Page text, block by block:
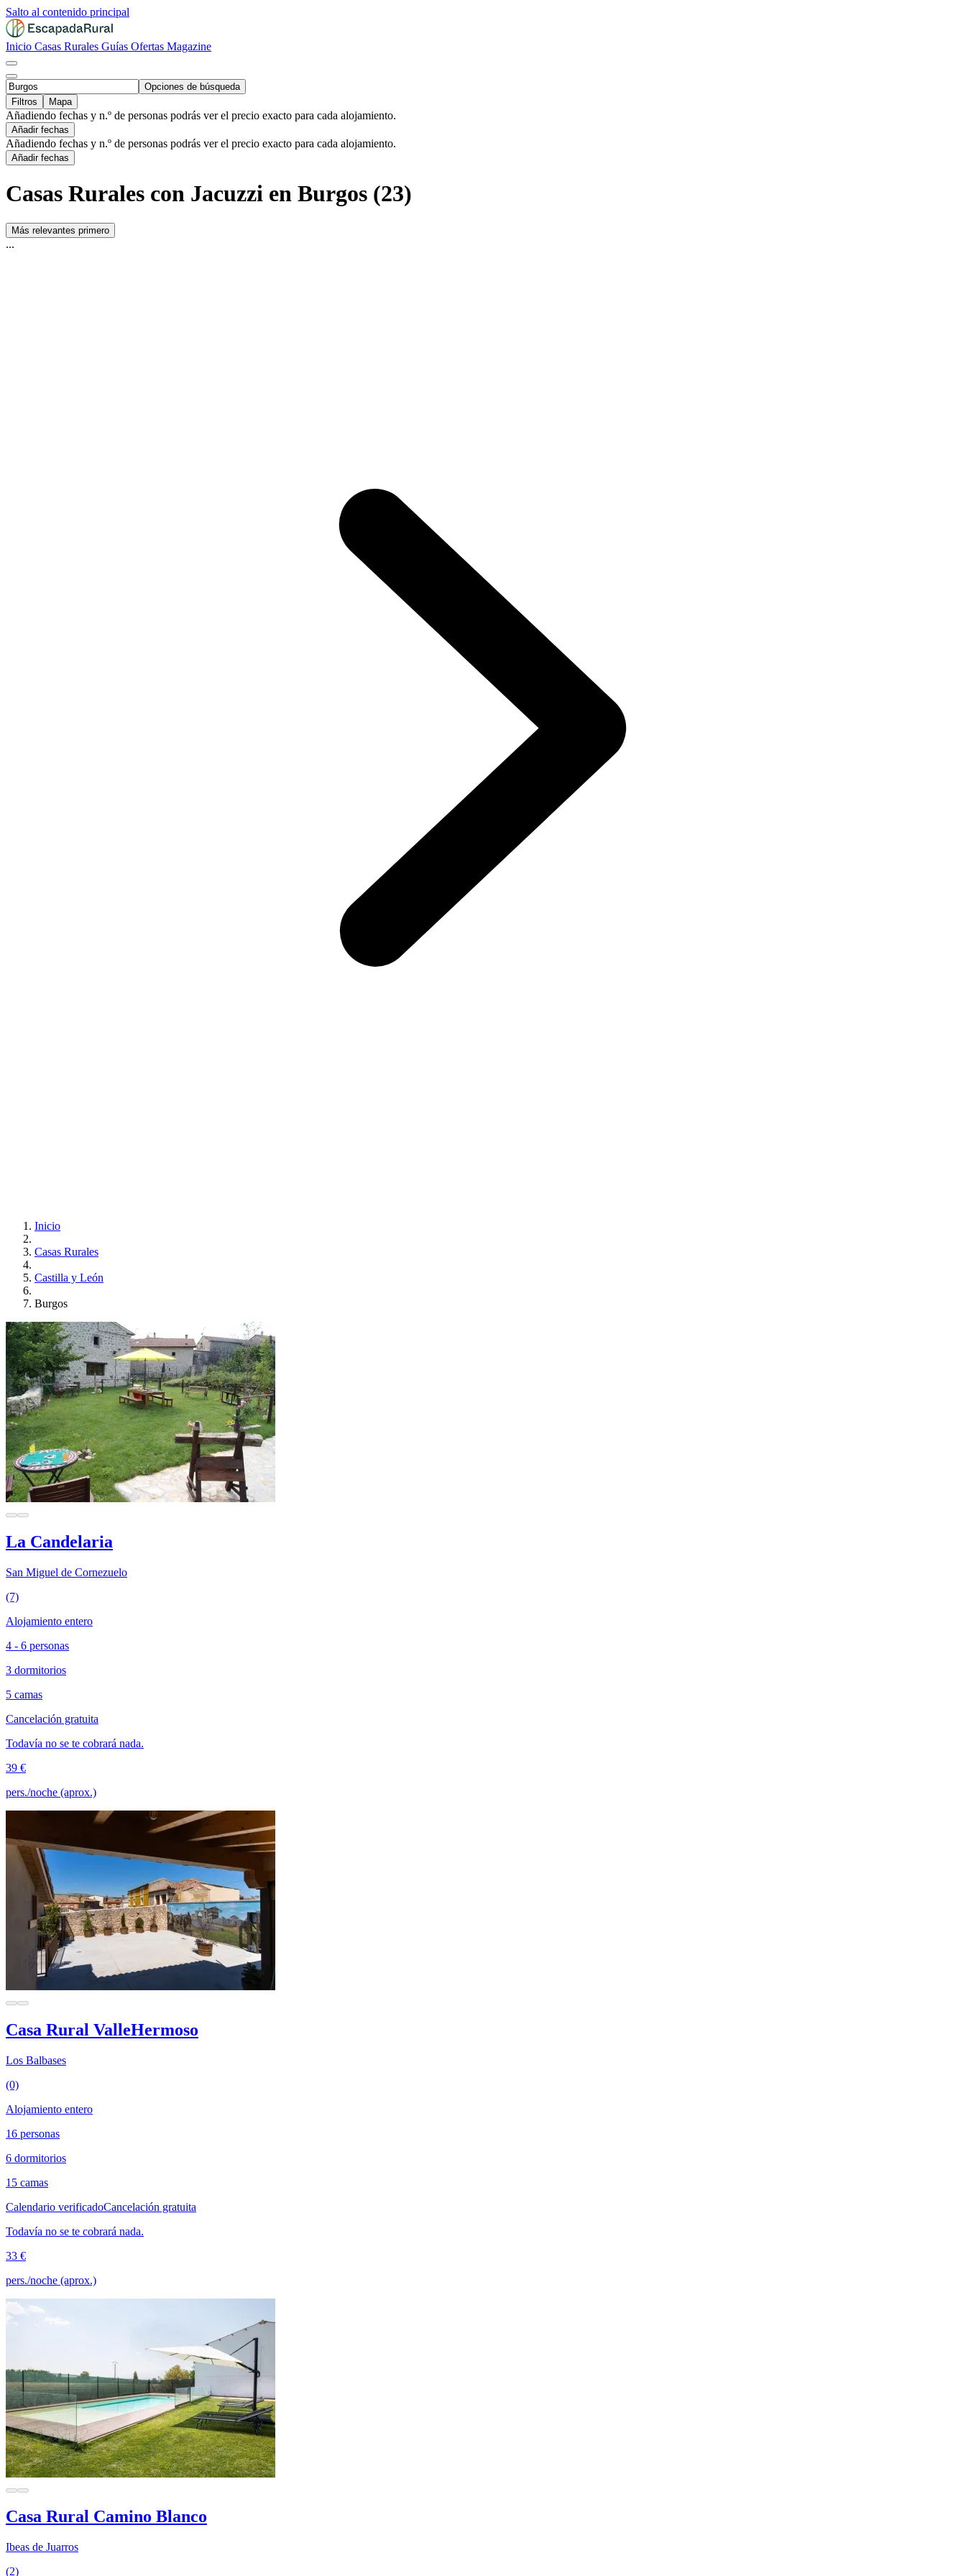
Salto al contenido principal
Inicio Casas Rurales Guías Ofertas Magazine
Opciones de búsqueda
Filtros
Mapa
Añadiendo fechas y n.º de personas podrás ver el precio exacto para cada alojamiento.
Añadir fechas
Añadiendo fechas y n.º de personas podrás ver el precio exacto para cada alojamiento.
Añadir fechas
Casas Rurales con Jacuzzi en Burgos (23)
Más relevantes primero
...
Inicio
Casas Rurales
Castilla y León
Burgos
La Candelaria
San Miguel de Cornezuelo
(7)
Alojamiento entero
4 - 6 personas
3 dormitorios
5 camas
Cancelación gratuita
Todavía no se te cobrará nada.
39 €
pers./noche (aprox.)
Casa Rural ValleHermoso
Los Balbases
(0)
Alojamiento entero
16 personas
6 dormitorios
15 camas
Calendario verificadoCancelación gratuita
Todavía no se te cobrará nada.
33 €
pers./noche (aprox.)
Casa Rural Camino Blanco
Ibeas de Juarros
(2)